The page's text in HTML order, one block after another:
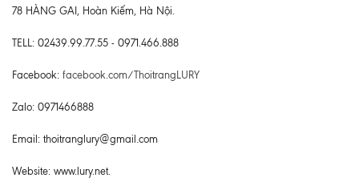
78 HÀNG GAI, Hoàn Kiếm, Hà Nội.
TELL: 02439.99.77.55 - 0971.466.888
Facebook: facebook.com/ThoitrangLURY
Zalo: 0971466888
Email: thoitranglury@gmail.com
Website: www.lury.net.